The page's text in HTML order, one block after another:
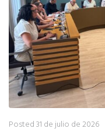
Posted31 de julio de 2026